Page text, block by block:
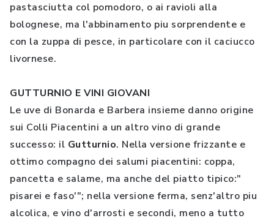
pastasciutta col pomodoro, o ai ravioli alla
bolognese, ma l'abbinamento piu sorprendente e
con la zuppa di pesce, in particolare con il caciucco
livornese.
GUTTURNIO E VINI GIOVANI
Le uve di Bonarda e Barbera insieme danno origine
sui Colli Piacentini a un altro vino di grande
successo: il Gutturnio. Nella versione frizzante e
ottimo compagno dei salumi piacentini: coppa,
pancetta e salame, ma anche del piatto tipico:"
pisarei e faso'"; nella versione ferma, senz'altro piu
alcolica, e vino d'arrosti e secondi, meno a tutto